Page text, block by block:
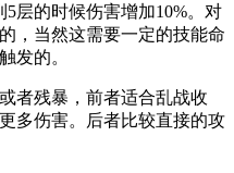
层的时候伤害增加10%。对
，当然这需要一定的技能命
发的。
者残暴，前者适合乱战收
多伤害。后者比较直接的攻